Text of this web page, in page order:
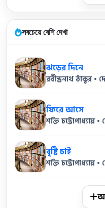
সবচেয়ে বেশি দেখা
ঝড়ের দিনে
রবীন্দ্রনাথ ঠাকুর •
ফিরে আসে
শক্তি চট্টোপাধ্যায় •
বৃষ্টি চাই
শক্তি চট্টোপাধ্যায় •